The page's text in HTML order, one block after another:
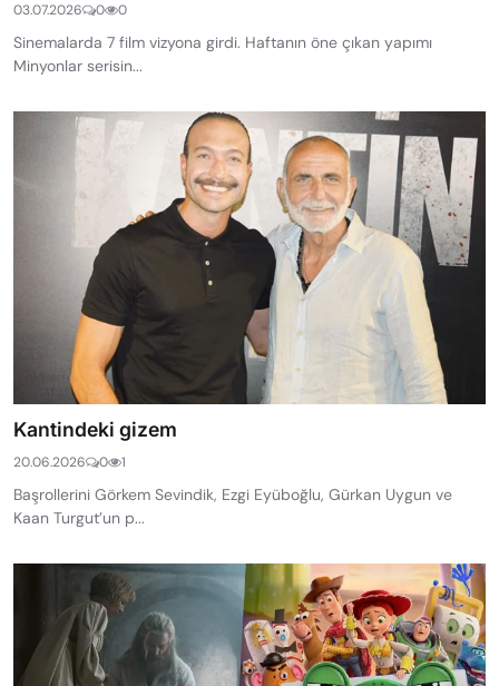
03.07.2026 0 0
Sinemalarda 7 film vizyona girdi. Haftanın öne çıkan yapımı
Minyonlar serisin...
Kantindeki gizem
20.06.2026 0 1
Başrollerini Görkem Sevindik, Ezgi Eyüboğlu, Gürkan Uygun ve
Kaan Turgut’un p...